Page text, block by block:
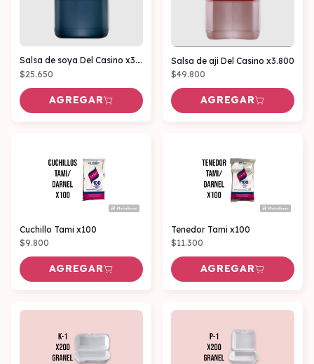
Salsa de soya Del Casino x3.800 ml
$25.650
AGREGAR
Salsa de aji Del Casino x3.800
$49.800
AGREGAR
Cuchillo Tami x100
$9.800
AGREGAR
Tenedor Tami x100
$11.300
AGREGAR